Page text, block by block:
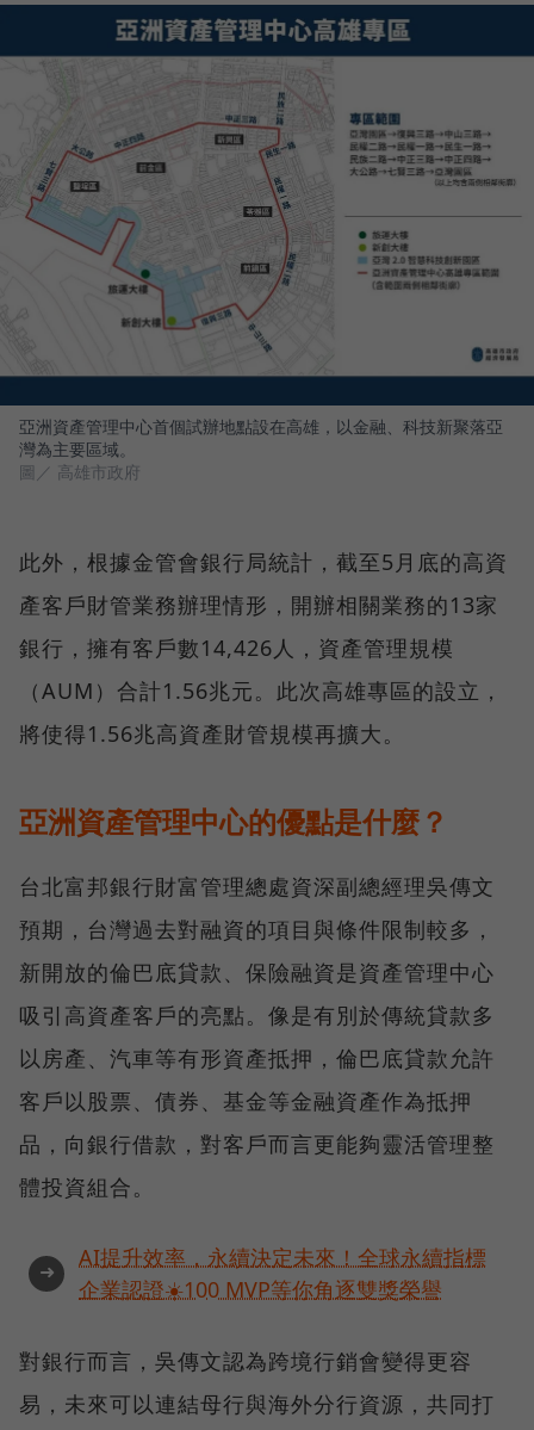
亞洲資產管理中心首個試辦地點設在高雄，以金融、科技新聚落亞
灣為主要區域。
圖／ 高雄市政府
此外，根據金管會銀行局統計，截至5月底的高資
產客戶財管業務辦理情形，開辦相關業務的13家
銀行，擁有客戶數14,426人，資產管理規模
（AUM）合計1.56兆元。此次高雄專區的設立，
將使得1.56兆高資產財管規模再擴大。
亞洲資產管理中心的優點是什麼？
台北富邦銀行財富管理總處資深副總經理吳傳文
預期，台灣過去對融資的項目與條件限制較多，
新開放的倫巴底貸款、保險融資是資產管理中心
吸引高資產客戶的亮點。像是有別於傳統貸款多
以房產、汽車等有形資產抵押，倫巴底貸款允許
客戶以股票、債券、基金等金融資產作為抵押
品，向銀行借款，對客戶而言更能夠靈活管理整
體投資組合。
➜
AI提升效率，永續決定未來！全球永續指標
企業認證☀️100 MVP等你角逐雙獎榮譽
對銀行而言，吳傳文認為跨境行銷會變得更容
易，未來可以連結母行與海外分行資源，共同打